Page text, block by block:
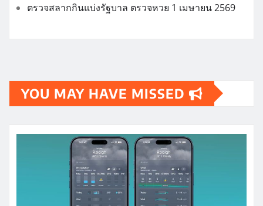
ตรวจสลากกินแบ่งรัฐบาล ตรวจหวย 1 เมษายน 2569
YOU MAY HAVE MISSED